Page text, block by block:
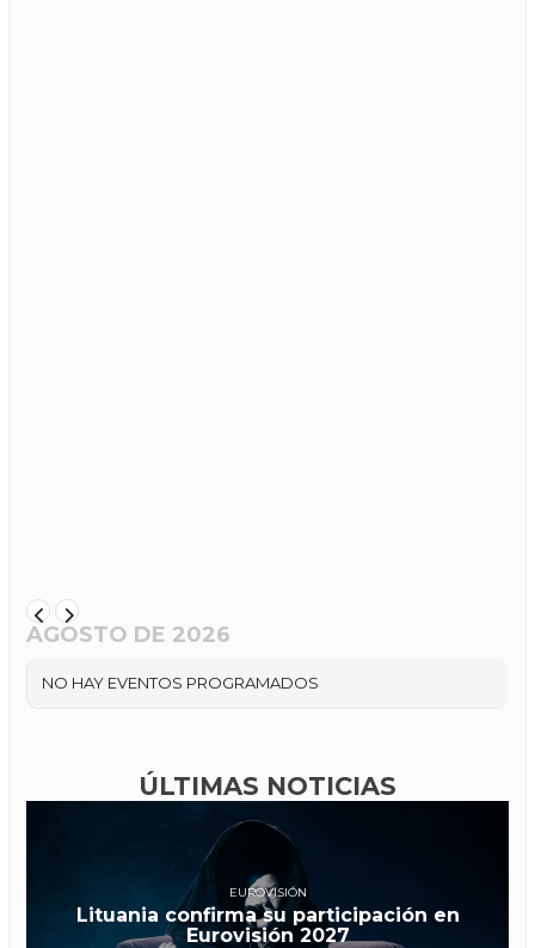
AGOSTO DE 2026
NO HAY EVENTOS PROGRAMADOS
ÚLTIMAS NOTICIAS
EUROVISIÓN
Lituania confirma su participación en
Eurovisión 2027